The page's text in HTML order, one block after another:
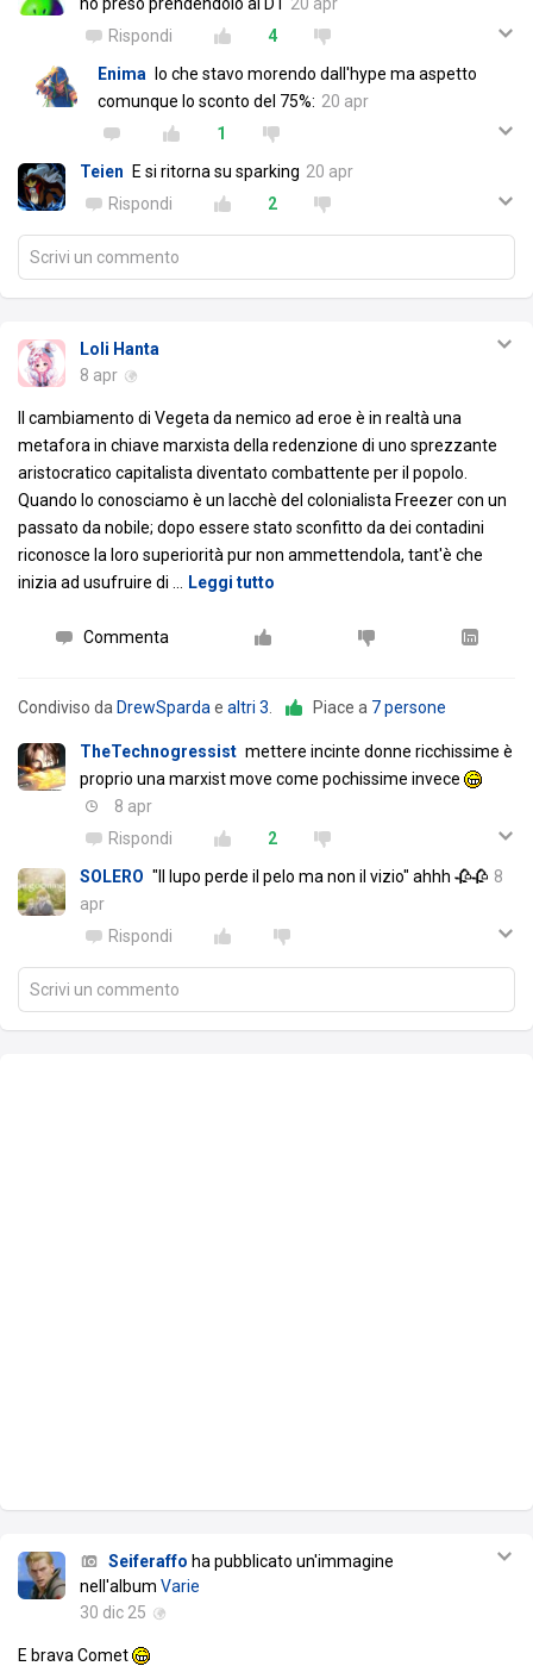
Rispondi
4
Enima Io che stavo morendo dall'hype ma aspetto
comunque lo sconto del 75%: 20 apr
1
Teien E si ritorna su sparking 20 apr
Rispondi
2
Scrivi un commento
Loli Hanta
8 apr
Il cambiamento di Vegeta da nemico ad eroe è in realtà una
metafora in chiave marxista della redenzione di uno sprezzante
aristocratico capitalista diventato combattente per il popolo.
Quando lo conosciamo è un lacchè del colonialista Freezer con un
passato da nobile; dopo essere stato sconfitto da dei contadini
riconosce la loro superiorità pur non ammettendola, tant'è che
inizia ad usufruire di
Leggi tutto
Commenta
Condiviso da DrewSparda e altri 3 Piace a 7 persone
TheTechnogressist mettere incinte donne ricchissime è
proprio una marxist move come pochissime invece
8 apr
Rispondi
2
SOLERO "Il lupo perde il pelo ma non il vizio" ahhh 🥀🥀 8
apr
Rispondi
Scrivi un commento
Seiferaffo ha pubblicato un'immagine
nell'album Varie
30 dic 25
E brava Comet